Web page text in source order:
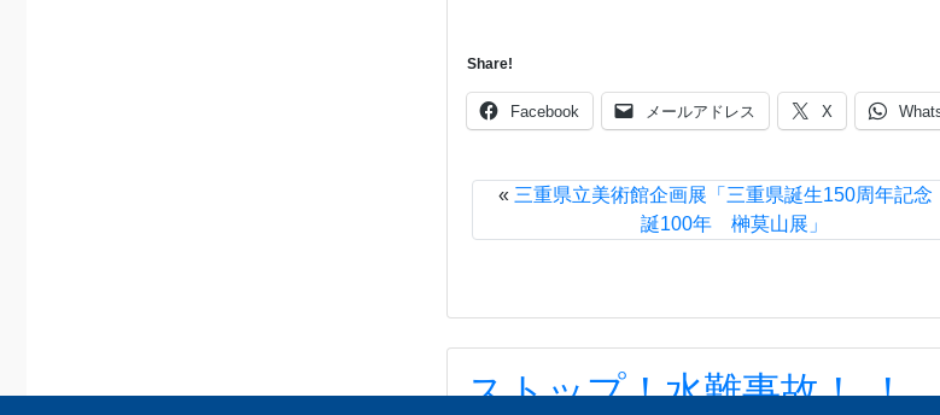
Share!
Facebook メールアドレス X
« 三重県立美術館企画展「三重県誕生150周年記
誕100年 榊莫山展」
ストップ！水難事故！ ！